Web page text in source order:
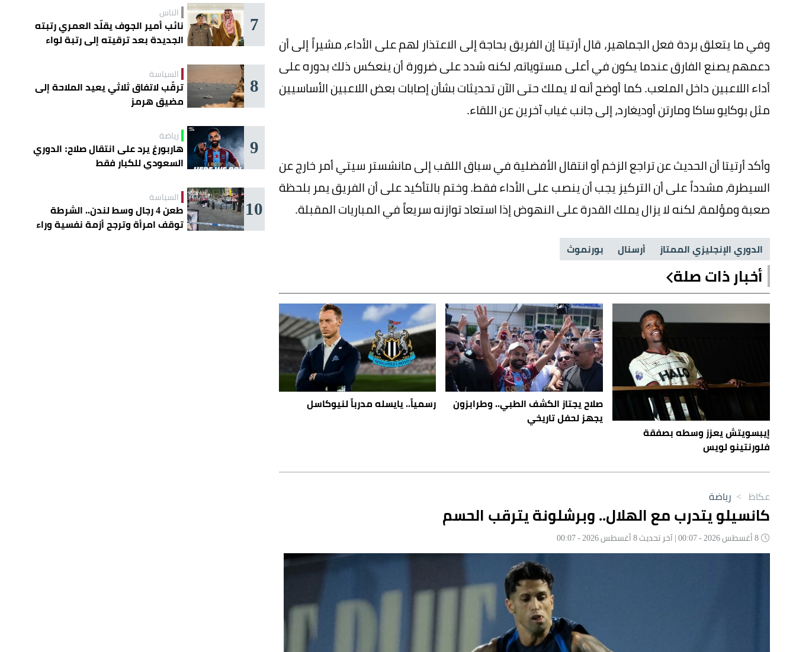
وفي ما يتعلق بردة فعل الجماهير، قال أرتيتا إن الفريق بحاجة إلى الاعتذار لهم على الأداء، مشيراً إلى أن
دعمهم يصنع الفارق عندما يكون في أعلى مستوياته، لكنه شدد على ضرورة أن ينعكس ذلك بدوره على
أداء اللاعبين داخل الملعب. كما أوضح أنه لا يملك حتى الآن تحديثات بشأن إصابات بعض اللاعبين الأساسيين
مثل بوكايو ساكا ومارتن أوديغارد، إلى جانب غياب آخرين عن اللقاء.
وأكد أرتيتا أن الحديث عن تراجع الزخم أو انتقال الأفضلية في سباق اللقب إلى مانشستر سيتي أمر خارج عن
السيطرة، مشدداً على أن التركيز يجب أن ينصب على الأداء فقط. وختم بالتأكيد على أن الفريق يمر بلحظة
صعبة ومؤلمة، لكنه لا يزال يملك القدرة على النهوض إذا استعاد توازنه سريعاً في المباريات المقبلة.
الدوري الإنجليزي الممتاز أرسنال بورنموث
أخبار ذات صلة
إيبسويتش يعزز وسطه بصفقة
فلورنتينو لويس
صلاح يجتاز الكشف الطبي.. وطرابزون
يجهز لحفل تاريخي
رسمياً.. يايسله مدرباً لنيوكاسل
7 الناس
نائب أمير الجوف يقلّد العمري رتبته
الجديدة بعد ترقيته إلى رتبة لواء
8 السياسة
ترقّب لاتفاق ثلاثي يعيد الملاحة إلى
مضيق هرمز
9 رياضة
هاربورغ يرد على انتقال صلاح: الدوري
السعودي للكبار فقط
10 السياسة
طعن 4 رجال وسط لندن.. الشرطة
توقف امرأة وترجح أزمة نفسية وراء
عكاظ > رياضة
كانسيلو يتدرب مع الهلال.. وبرشلونة يترقب الحسم